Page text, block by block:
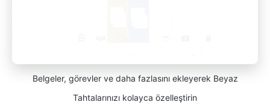
Belgeler, görevler ve daha fazlasını ekleyerek Beyaz
Tahtalarınızı kolayca özelleştirin